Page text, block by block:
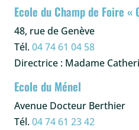
Ecole du Champ de Foire «
48, rue de Genève
Tél.04 74 61 04 58
Directrice : Madame
Ecole du Ménel
Avenue Docteur Berthier
Tél.04 74 61 23 42